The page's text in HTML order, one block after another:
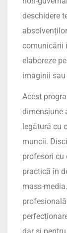
deschidere
comunicării
elaboreze
imaginii sau
Acest
dimensiune
legătură cu
muncii.
profesori cu
practică în
mass-